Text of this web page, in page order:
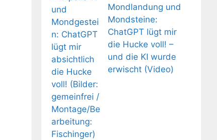
Mondlandung und
Mondsteine:
ChatGPT lügt mir
die Hucke voll! –
und die KI wurde
erwischt (Video)